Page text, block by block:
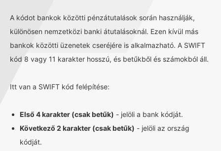
A kódot bankok közötti pénzátutalások során használják,
különösen nemzetközi banki átutalásoknál. Ezen kívül más
bankok közötti üzenetek cseréjére is alkalmazható. A SWIFT
kód 8 vagy 11 karakter hosszú, és betűkből és számokból áll.
Itt van a SWIFT kód felépítése:
Első 4 karakter (csak betűk) - jelöli a bank kódját.
Következő 2 karakter (csak betűk) - jelöli az ország
kódját.